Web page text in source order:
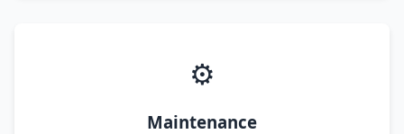
⚙️
Maintenance